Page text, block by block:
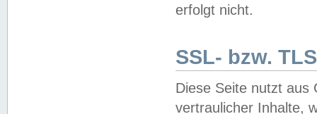
erfolgt nicht.
SSL- bzw.
Diese Seite nutzt aus
vertraulicher Inhalte,